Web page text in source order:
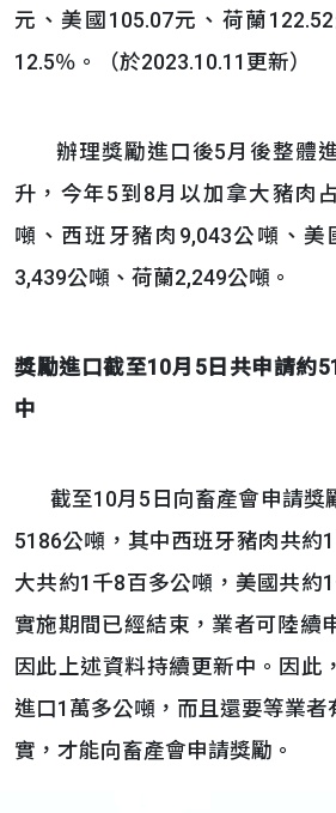
元、美國105.07元、荷蘭122.
12.5％。（於2023.10.11更新）
辦理獎勵進口後5月後整體
升，今年5到8月以加拿大豬肉
噸、西班牙豬肉9,043公噸、美
3,439公噸、荷蘭2,249公噸。
獎勵進口截至10月 5日共申請約
中
截至10月5日向畜產會申請獎
5186公噸，其中西班牙豬肉共約
大共約1千8百多公噸，美國共約
實施期間已經結束，業者可陸續
因此上述資料持續更新中。因此
進口1萬多公噸，而且還要等業
實，才能向畜產會申請獎勵。